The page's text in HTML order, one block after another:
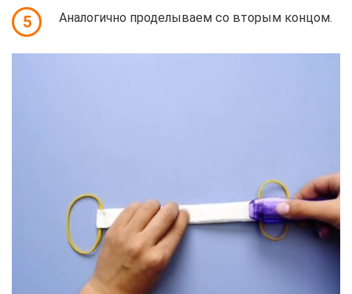
5 Аналогично проделываем со вторым концом.